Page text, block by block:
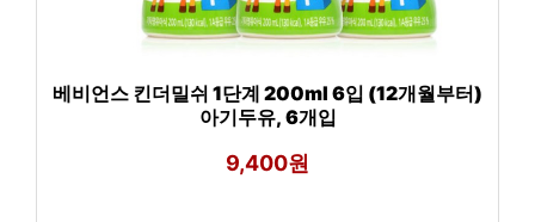
베비언스 킨더밀쉬 1단계 200ml 6입 (12개월부터)
아기두유, 6개입
9,400원